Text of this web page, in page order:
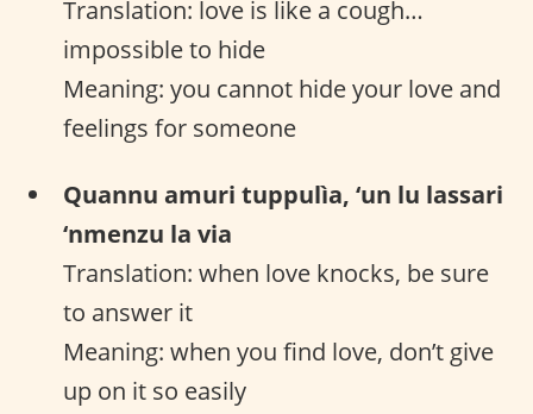
Translation: love is like a cough…
impossible to hide
Meaning: you cannot hide your love and
feelings for someone
Quannu amuri tuppulìa, ‘un lu lassari
‘nmenzu la via
Translation: when love knocks, be sure
to answer it
Meaning: when you find love, don’t give
up on it so easily